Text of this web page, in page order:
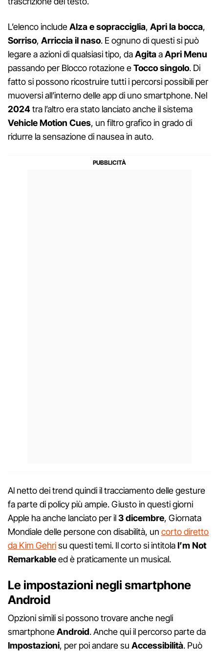
L’elenco includeAlza e sopracciglia, Apri la bocca,
Sorriso, Arriccia il naso. E ognuno di questi si può
legare a azioni di qualsiasi tipo, daAgitaaApri Menu
passando per Blocco rotazione eTocco singolo. Di
fatto si possono ricostruire tutti i percorsi possibili per
muoversi all’interno delle app di uno smartphone. Nel
2024tra l’altro era stato lanciato anche il sistema
Vehicle Motion Cues, un filtro grafico in grado di
ridurre la sensazione di nausea in auto.
Al netto dei trend quindi il tracciamento delle gesture
fa parte di policy più ampie. Giusto in questi giorni
Apple ha anche lanciato per il3 dicembre, Giornata
Mondiale delle persone con disabilità, un corto diretto
da Kim Gehrisu questi temi. Il corto si intitolaI’m Not
Remarkableed è praticamente un musical.
Le impostazioni negli smartphone
Android
Opzioni simili si possono trovare anche negli
smartphoneAndroid. Anche qui il percorso parte da
Impostazioni, per poi andare su Accessibilità. Può